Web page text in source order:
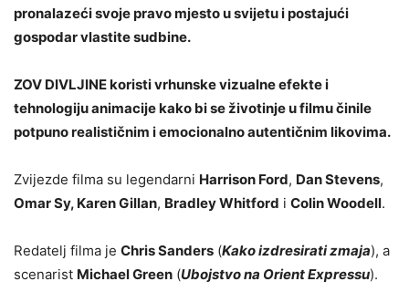
pronalazeći svoje pravo mjesto u svijetu i postajući
gospodar vlastite sudbine.
ZOV DIVLJINE koristi vrhunske vizualne efekte i
tehnologiju animacije kako bi se životinje u filmu činile
potpuno realističnim i emocionalno autentičnim likovima.
Zvijezde filma su legendarni Harrison Ford, Dan Stevens,
Omar Sy, Karen Gillan, Bradley Whitford i Colin Woodell.
Redatelj filma je Chris Sanders (Kako izdresirati zmaja), a
scenarist Michael Green (Ubojstvo na Orient Expressu).